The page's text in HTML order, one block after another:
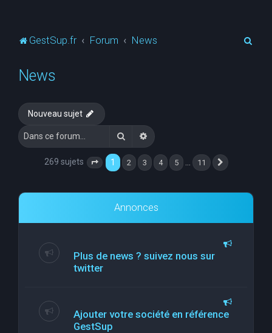
GestSup.fr Forum News
News
Nouveau sujet
RechercherRecherche avancée
269 sujets Page 1 sur 11
1 2 3 4 5 11
Annonces
Plus de news ? suivez nous sur
twitter
Ajouter votre société en référence
GestSup